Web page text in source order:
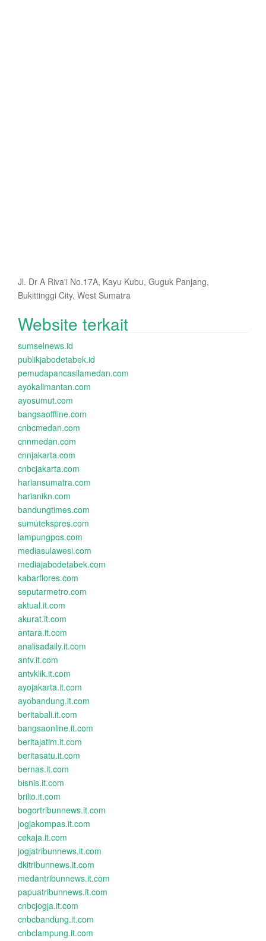
Jl. Dr A Riva'i No.17A, Kayu Kubu, Guguk Panjang,
Bukittinggi City, West Sumatra
Website terkait
sumselnews.id
publikjabodetabek.id
pemudapancasilamedan.com
ayokalimantan.com
ayosumut.com
bangsaoffline.com
cnbcmedan.com
cnnmedan.com
cnnjakarta.com
cnbcjakarta.com
hariansumatra.com
harianikn.com
bandungtimes.com
sumutekspres.com
lampungpos.com
mediasulawesi.com
mediajabodetabek.com
kabarflores.com
seputarmetro.com
aktual.it.com
akurat.it.com
antara.it.com
analisadaily.it.com
antv.it.com
antvklik.it.com
ayojakarta.it.com
ayobandung.it.com
beritabali.it.com
bangsaonline.it.com
beritajatim.it.com
beritasatu.it.com
bernas.it.com
bisnis.it.com
brilio.it.com
bogortribunnews.it.com
jogjakompas.it.com
cekaja.it.com
jogjatribunnews.it.com
dkitribunnews.it.com
medantribunnews.it.com
papuatribunnews.it.com
cnbcjogja.it.com
cnbcbandung.it.com
cnbclampung.it.com